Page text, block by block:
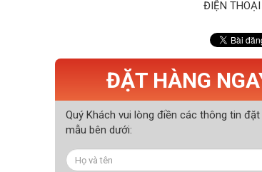
ĐIỆN
ĐẶT HÀNG
Quý Khách vui lòng điền các thông tin
mẫu bên dưới: